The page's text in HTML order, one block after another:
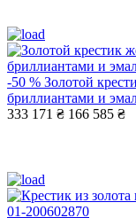
-50 % Золотой
бриллиантами и
333 171 ₴ 166 585 ₴